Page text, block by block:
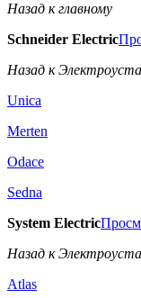
Назад к главному
Schneider Electric
Назад к
Unica
Merten
Odace
Sedna
System Electric
Назад к
Atlas